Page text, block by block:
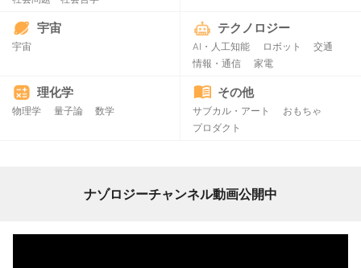
宇宙
宇宙
テクノロジー
AI・人工知能 ロボット
交通
情報・通信
家電
理化学
物理学 量子論 数学
その他
サブカル・アート
おもちゃ
プロダクト
ナゾロジーチャンネル動画公開中